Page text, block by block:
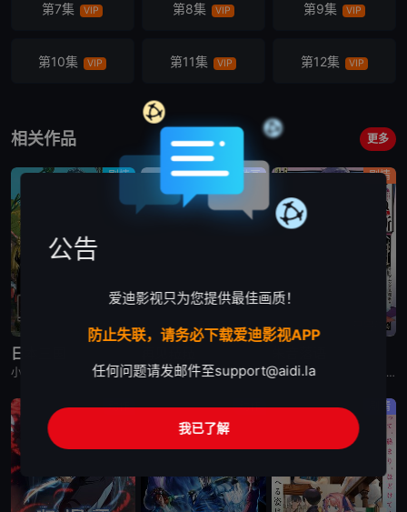
第7集 VIP 第8集 VIP 第9集 VIP
第10集 VIP 第11集 VIP 第12集 VIP
相关作品 更多
剧情
已完结
日本三国
小野贤章,福山润,濑户麻沙美,山路和弘,中村悠一,长嶝高士,木村太飞,潘惠美,津田美波,堀内贤雄
动画
更新至第2集
菱川花菜,川石奈奈,深见梨加,村濑步,大野智敬,真殿光昭,住友七绘,寺杣昌纪,津田美波,山本和臣
剧情
永濑安奈,江口拓也,高桥李依,福山润,岛崎信长,小林千晃,阿座上洋平,山下诚一郎,盐野瑛久,寺杣昌纪,大塚明夫
动作 动作 剧情
公告
爱迪影视只为您提供最佳画质！
防止失联，请务必下载爱迪影视APP
任何问题请发邮件至support@aidi.la
我已了解